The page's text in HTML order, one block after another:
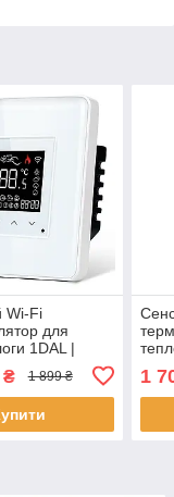
Wi-Fi
для
1DAL |
1 899 ₴ 1